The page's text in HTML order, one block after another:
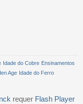
Idade do Cobre Ensinamentos
Age Idade do Ferro
requer Flash Player